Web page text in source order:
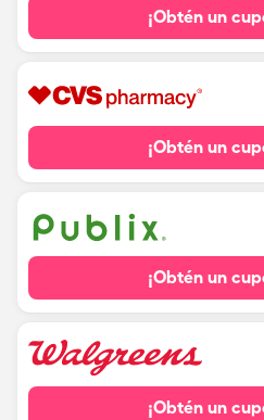
¡Obtén un
¡Obtén un
¡Obtén un
¡Obtén un